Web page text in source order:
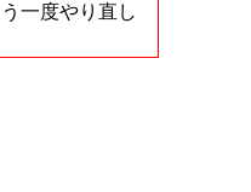
一度やり直し